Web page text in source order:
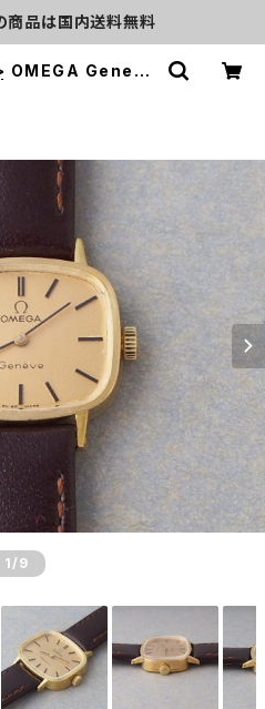
品は国内送料無料
Geneve
1 /9